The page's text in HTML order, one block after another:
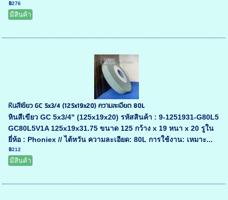
฿276
มีสินค้า
หินสีเขียว GC 5x3/4 (125x19x20) ความละเอียด 80L
หินสีเขียว GC 5x3/4" (125x19x20) รหัสสินค้า : 9-1251931-G80L5
GC80L5V1A 125x19x31.75 ขนาด 125 กว้าง x 19 หนา x 20 รูใน
ยี่ห้อ : Phoniex // ไต้หวัน ความละเอียด: 80L การใช้งาน: เหมาะ...
฿212
มีสินค้า